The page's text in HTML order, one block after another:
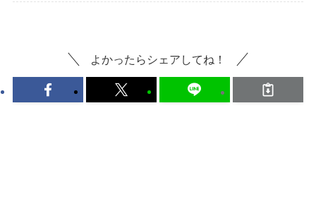
よかったらシェアしてね！